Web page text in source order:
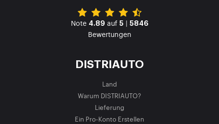
Note 4.89 auf 5 | 5846
Bewertungen
DISTRIAUTO
Land
Warum DISTRIAUTO?
Lieferung
Ein Pro-Konto Erstellen